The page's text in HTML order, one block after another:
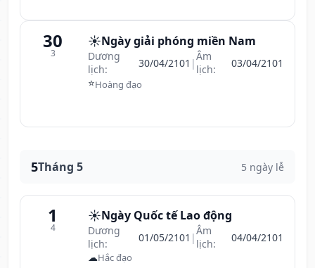
30
3
☀️Ngày giải phóng miền Nam
Dương
lịch:
30/04/2101 |Âm
lịch:
03/04/2101
⭐Hoàng đạo
5Tháng 5 5 ngày lễ
1
4
☀️Ngày Quốc tế Lao động
Dương
lịch:
01/05/2101 |Âm
lịch:
04/04/2101
☁Hắc đạo